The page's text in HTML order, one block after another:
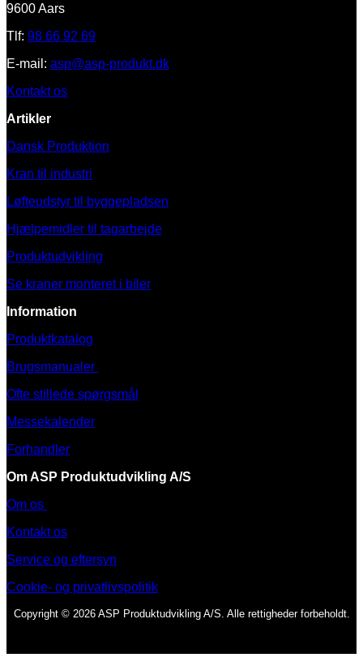
9600 Aars
Tlf: 98 66 92 69
E-mail: asp@asp-produkt.dk
Kontakt os
Artikler
Dansk Produktion
Kran til industri
Løfteudstyr til byggepladsen
Hjælpemidler til tagarbejde
Produktudvikling
Se kraner monteret i biler
Information
Produktkatalog
Brugsmanualer
Ofte stillede spørgsmål
Messekalender
Forhandler
Om ASP Produktudvikling A/S
Om os
Kontakt os
Service og eftersyn
Cookie- og privatlivspolitik
Copyright © 2026 ASP Produktudvikling A/S. Alle rettigheder forbeholdt.